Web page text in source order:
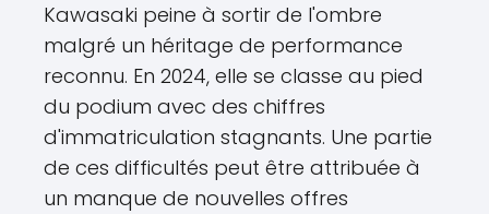
Kawasaki peine à sortir de l'ombre
malgré un héritage de performance
reconnu. En 2024, elle se classe au pied
du podium avec des chiffres
d'immatriculation stagnants. Une partie
de ces difficultés peut être attribuée à
un manque de nouvelles offres